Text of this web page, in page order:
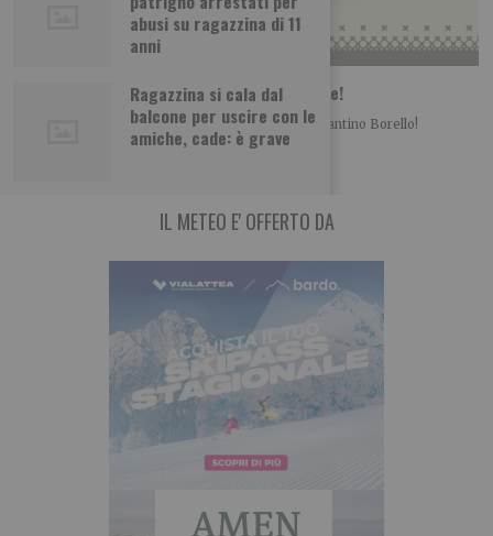
abusi su ragazzina di 11
anni
Ragazzina si cala dal
balcone per uscire con le
amiche, cade: è grave
Borello supermercati: ecco le nuove offerte!
Informazione promozionale È arrivato il nuovo volantino Borello!
Approfitta delle offerte fino al 1 luglio e
IL METEO E' OFFERTO DA